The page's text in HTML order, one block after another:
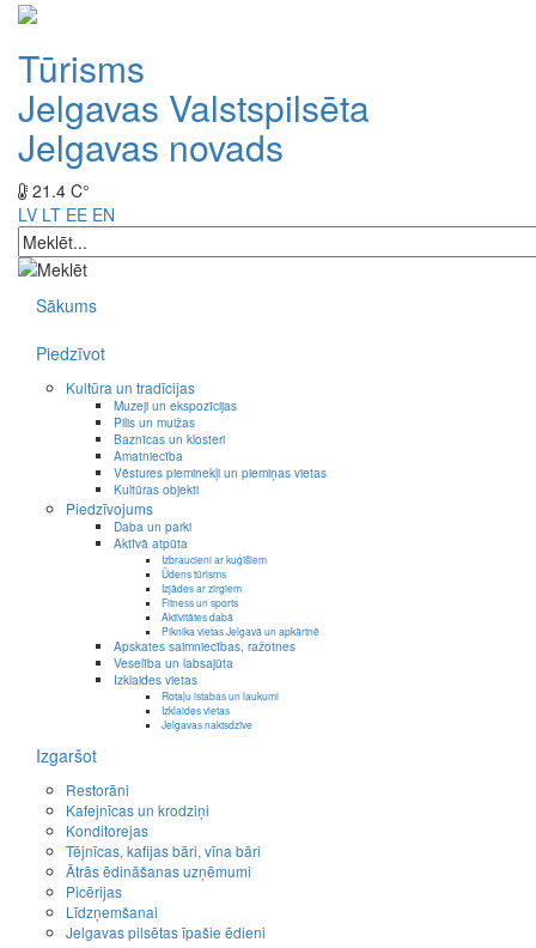
Tūrisms
Jelgavas Valstspilsēta
Jelgavas novads
21.4 C°
LV LT EE EN
Sākums
Piedzīvot
Kultūra un tradīcijas
Muzeji un ekspozīcijas
Pilis un muižas
Baznīcas un klosteri
Amatniecība
Vēstures pieminekļi un piemiņas vietas
Kultūras objekti
Piedzīvojums
Daba un parki
Aktīvā atpūta
Izbraucieni ar kuģīšiem
Ūdens tūrisms
Izjādes ar zirgiem
Fitness un sports
Aktivitātes dabā
Piknika vietas Jelgavā un apkārtnē
Apskates saimniecības, ražotnes
Veselība un labsajūta
Izklaides vietas
Rotaļu istabas un laukumi
Izklaides vietas
Jelgavas naktsdzīve
Izgaršot
Restorāni
Kafejnīcas un krodziņi
Konditorejas
Tējnīcas, kafijas bāri, vīna bāri
Ātrās ēdināšanas uzņēmumi
Picērijas
Līdzņemšanai
Jelgavas pilsētas īpašie ēdieni